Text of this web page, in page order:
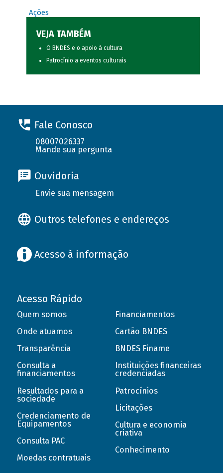
Ações
VEJA TAMBÉM
O BNDES e o apoio à cultura
Patrocínio a eventos culturais
Fale Conosco
08007026337
Mande sua pergunta
Ouvidoria
Envie sua mensagem
Outros telefones e endereços
Acesso à informação
Acesso Rápido
Quem somos
Onde atuamos
Transparência
Consulta a
financiamentos
Resultados para a
sociedade
Credenciamento de
Equipamentos
Consulta PAC
Moedas contratuais
Financiamentos
Cartão BNDES
BNDES Finame
Instituições financeiras
credenciadas
Patrocínios
Licitações
Cultura e economia
criativa
Conhecimento